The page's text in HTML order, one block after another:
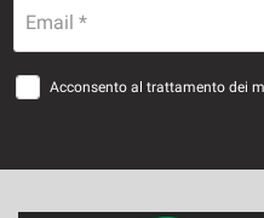
723€/mese
36 Mesi
Email *
Acconsento al trattamento dei